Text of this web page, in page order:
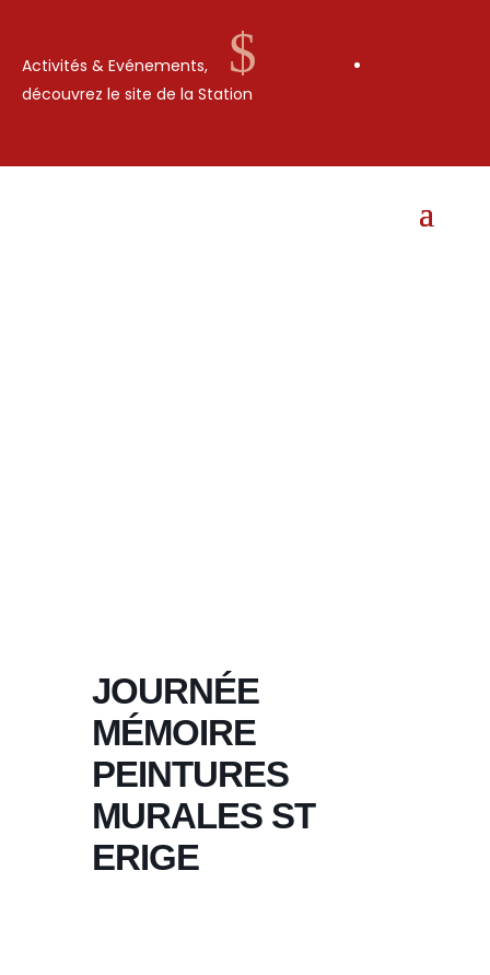
$
Activités & Evénements,
découvrez le site de la Station
JOURNÉE
MÉMOIRE
PEINTURES
MURALES ST
ERIGE